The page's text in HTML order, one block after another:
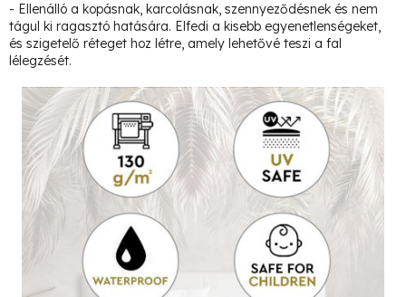
- Ellenálló a kopásnak, karcolásnak, szennyeződésnek és nem
tágul ki ragasztó hatására. Elfedi a kisebb egyenetlenségeket,
és szigetelő réteget hoz létre, amely lehetővé teszi a fal
lélegzését.